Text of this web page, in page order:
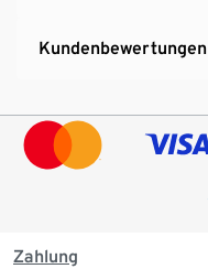
Kundenbewertungen
Zahlung